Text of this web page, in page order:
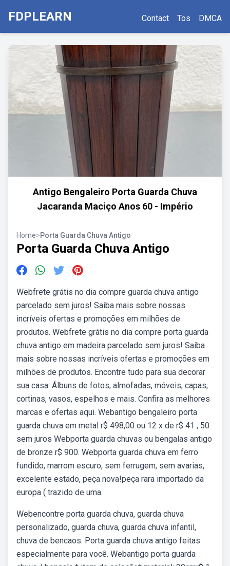
FDPLEARN Contact Tos DMCA
Antigo Bengaleiro Porta Guarda Chuva
Jacaranda Maciço Anos 60 - Império
Home>Porta Guarda Chuva Antigo
Porta Guarda Chuva Antigo
Webfrete grátis no dia compre guarda chuva antigo
parcelado sem juros! Saiba mais sobre nossas
incríveis ofertas e promoções em milhões de
produtos. Webfrete grátis no dia compre porta guarda
chuva antigo em madeira parcelado sem juros! Saiba
mais sobre nossas incríveis ofertas e promoções em
milhões de produtos. Encontre tudo para sua decorar
sua casa: Álbuns de fotos, almofadas, móveis, capas,
cortinas, vasos, espelhos e mais. Confira as melhores
marcas e ofertas aqui. Webantigo bengaleiro porta
guarda chuva em metal r$ 498,00 ou 12 x de r$ 41 , 50
sem juros Webporta guarda chuvas ou bengalas antigo
de bronze r$ 900. Webporta guarda chuva em ferro
fundido, marrom escuro, sem ferrugem, sem avarias,
excelente estado, peça nova!peça rara importado da
europa ( trazido de uma.
Webencontre porta guarda chuva, guarda chuva
personalizado, guarda chuva, guarda chuva infantil,
chuva de bencaos. Porta guarda chuva antigo feitas
especialmente para você. Webantigo porta guarda